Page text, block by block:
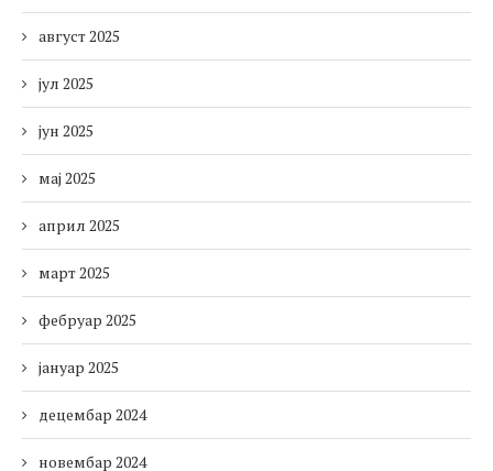
август 2025
јул 2025
јун 2025
мај 2025
април 2025
март 2025
фебруар 2025
јануар 2025
децембар 2024
новембар 2024